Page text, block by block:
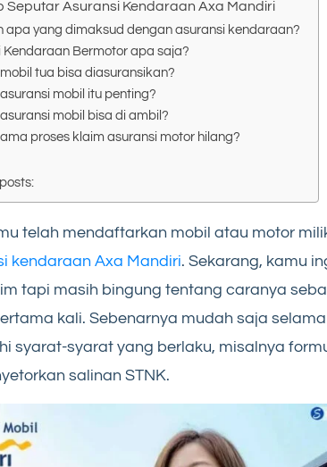
Seputar Asuransi Kendaraan Axa Mandiri
apa yang dimaksud dengan asuransi kendaraan?
Kendaraan Bermotor apa saja?
tua bisa diasuransikan?
mobil itu penting?
mobil bisa di ambil?
proses klaim asuransi motor hilang?
telah mendaftarkan mobil atau motor
kendaraan Axa Mandiri. Sekarang, kamu
tapi masih bingung tentang caranya
kali. Sebenarnya mudah saja selama
syarat-syarat yang berlaku, misalnya
salinan STNK.